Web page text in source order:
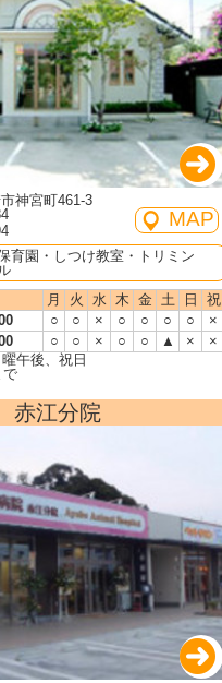
神宮町461-3
MAP
育園・しつけ教室・トリミン
月 火 水 木 金 土 日
祝
○ ○ × ○ ○ ○ ○
×
○ ○ × ○ ○ ▲ ×
×
午後、祝日
で
赤江分院